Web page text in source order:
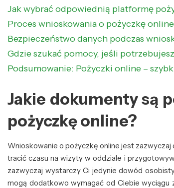
Jak wybrać odpowiednią platformę
Proces wnioskowania o pożyczkę
Bezpieczeństwo danych podczas
Gdzie szukać pomocy, jeśli
Podsumowanie: Pożyczki online –
Jakie dokumenty są
pożyczkę online?
Wnioskowanie o pożyczkę online jest zazwyczaj
tracić czasu na wizyty w oddziale i
zazwyczaj wystarczy Ci jedynie dowód
mogą dodatkowo wymagać od Ciebie